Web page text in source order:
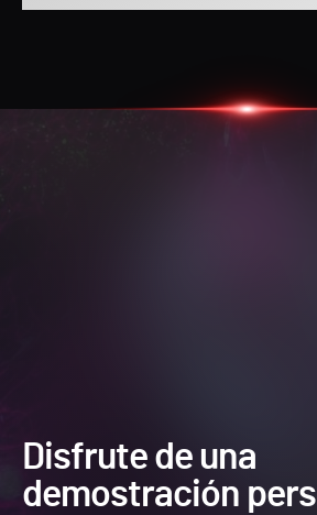
Disfrute de una
demostración